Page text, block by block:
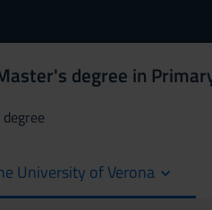
degree in
University of Verona